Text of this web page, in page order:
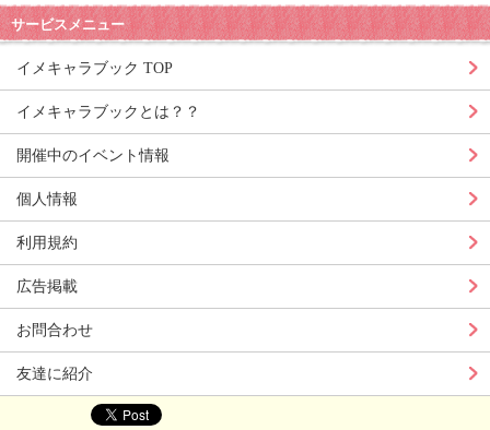
サービスメニュー
イメキャラブック TOP
イメキャラブックとは？？
開催中のイベント情報
個人情報
利用規約
広告掲載
お問合わせ
友達に紹介